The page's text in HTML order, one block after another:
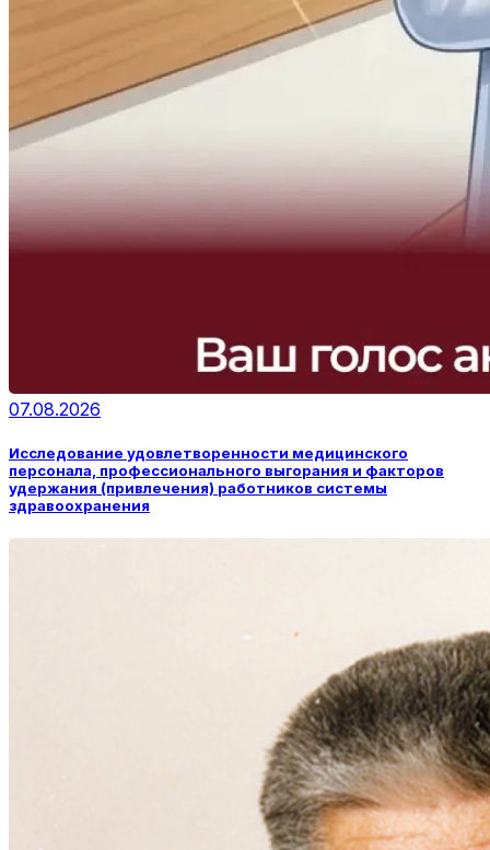
07.08.2026
Исследование удовлетворенности медицинского
персонала, профессионального выгорания и факторов
удержания (привлечения) работников системы
здравоохранения